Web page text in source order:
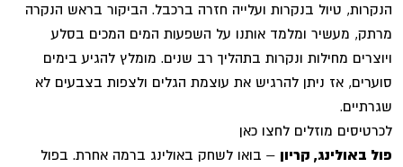
הנקרות, טיול בנקרות ועלייה חזרה ברכבל. הביקור בראש הנקרה
מרתק, מעשיר ומלמד אותנו על השפעות המים המכים בסלע
ויוצרים מחילות ונקרות בתהליך רב שנים. מומלץ להגיע בימים
סוערים, אז ניתן להרגיש את עוצמת הגלים ולצפות בצבעים לא
שגרתיים.
לכרטיסים מוזלים לחצו כאן
פול באולינג, קריון – בואו לשחק באולינג ברמה אחרת. בפול